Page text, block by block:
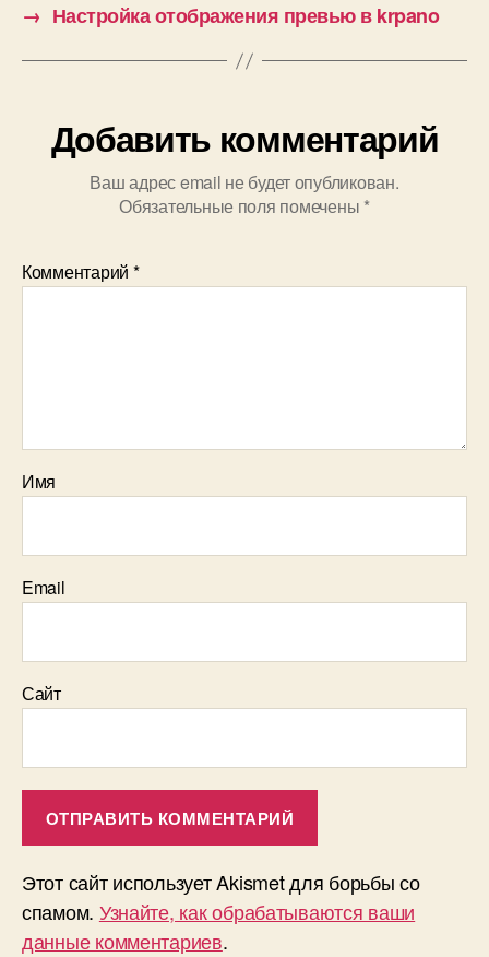
→ Настройка отображения превью в krpano
Добавить комментарий
Ваш адрес email не будет опубликован.
Обязательные поля помечены *
Комментарий *
Имя
Email
Сайт
Этот сайт использует Akismet для борьбы со
спамом. Узнайте, как обрабатываются ваши
данные комментариев.